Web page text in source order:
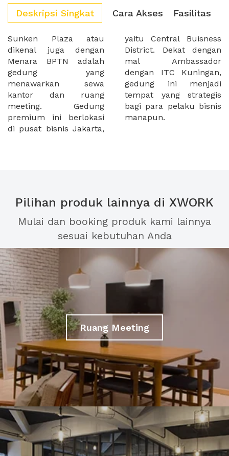
Deskripsi Singkat Cara Akses Fasilitas
Sunken Plaza atau
dikenal juga dengan
Menara BPTN adalah
gedung yang
menawarkan sewa
kantor dan ruang
meeting. Gedung
premium ini berlokasi
di pusat bisnis Jakarta,
yaitu Central Buisness
District. Dekat dengan
mal Ambassador
dengan ITC Kuningan,
gedung ini menjadi
tempat yang strategis
bagi para pelaku bisnis
manapun.
Pilihan produk lainnya di XWORK
Mulai dan booking produk kami lainnya
sesuai kebutuhan Anda
Ruang Meeting